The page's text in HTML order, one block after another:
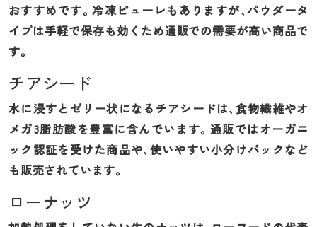
おすすめです。冷凍ピューレもありますが、パウダータ
イプは手軽で保存も効くため通販での需要が高い商品で
す。
チアシード
水に浸すとゼリー状になるチアシードは、食物繊維やオ
メガ3脂肪酸を豊富に含んでいます。通販ではオーガニ
ック認証を受けた商品や、使いやすい小分けパックなど
も販売されています。
ローナッツ